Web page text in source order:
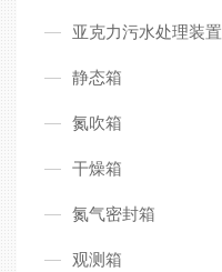
亚克力污水处理装置
静态箱
氮吹箱
干燥箱
氮气密封箱
观测箱